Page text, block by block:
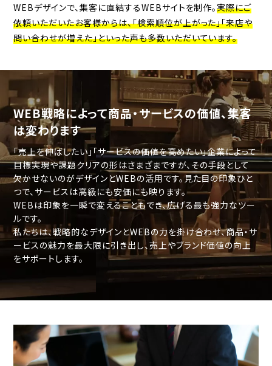
WEBデザインで、集客に直結するWEBサイトを制作。実際にご
依頼いただいたお客様からは、「検索順位が上がった」「来店や
問い合わせが増えた」といった声も多数いただいています。
WEB戦略によって商品・サービスの価値、集客
は変わります
「売上を伸ばしたい」「サービスの価値を高めたい」企業によって
目標実現や課題クリアの形はさまざまですが、その手段として
欠かせないのがデザインとWEBの活用です。見た目の印象ひと
つで、サービスは高級にも安価にも映ります。
WEBは印象を一瞬で変えることもでき、広げる最も強力なツー
ルです。
私たちは、戦略的なデザインとWEBの力を掛け合わせ、商品・サ
ービスの魅力を最大限に引き出し、売上やブランド価値の向上
をサポートします。